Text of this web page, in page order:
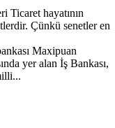
Ticaret hayatının
Çünkü senetler en
Maxipuan
yer alan İş Bankası,